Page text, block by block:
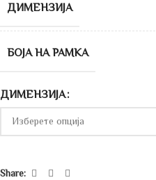
ДИМЕНЗИЈА
БОЈА НА РАМКА
ДИМЕНЗИЈА
Share: